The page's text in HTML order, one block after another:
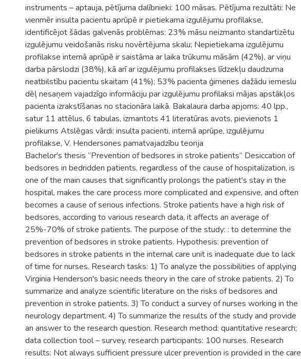
instruments – aptauja, pētījuma dalībnieki: 100 māsas. Pētījuma rezultāti: Ne
vienmēr insulta pacientu aprūpē ir pietiekama izgulējumu profilakse,
identificējot šādas galvenās problēmas: 23% māsu neizmanto standartizētu
izgulējumu veidošanās risku novērtējuma skalu; Nepietiekama izgulējumu
profilakse internā aprūpē ir saistāma ar laika trūkumu māsām (42%), ar viņu
darba pārslodzi (38%), kā arī ar izgulējumu profilakses līdzekļu daudzuma
neatbilstību pacientu skaitam (41%); 53% pacienta ģimenes dažādu iemeslu
dēļ nesaņem vajadzīgo informāciju par izgulējumu profilaksi mājas apstākļos
pacienta izrakstīšanas no stacionāra laikā. Bakalaura darba apjoms: 40 lpp.,
satur 11 attēlus, 6 tabulas, izmantots 41 literatūras avots, pievienots 1
pielikums Atslēgas vārdi: insulta pacienti, internā aprūpe, izgulējumu
profilakse, V. Hendersones pamatvajadzību teorija
Bachelor's thesis “Prevention of bedsores in stroke patients” Desiccation of
bedsores in bedridden patients, regardless of the cause of hospitalization, is
one of the main causes that significantly prolongs the patient's stay in the
hospital, makes the care process more complicated and expensive, and often
becomes a cause of serious infections. Stroke patients have a high risk of
bedsores, according to various research data, it affects an average of
25%-70% of stroke patients. The purpose of the study: : to determine the
prevention of bedsores in stroke patients. Hypothesis: prevention of
bedsores in stroke patients in the internal care unit is inadequate due to lack
of time for nurses. Research tasks: 1) To analyze the possibilities of applying
Virginia Henderson's basic needs theory in the care of stroke patients. 2) To
summarize and analyze scientific literature on the risks of bedsores and
prevention in stroke patients. 3) To conduct a survey of nurses working in the
neurology department. 4) To summarize the results of the study and provide
an answer to the research question. Research method: quantitative research;
data collection tool – survey, research participants: 100 nurses. Research
results: Not always sufficient pressure ulcer prevention is provided in the care